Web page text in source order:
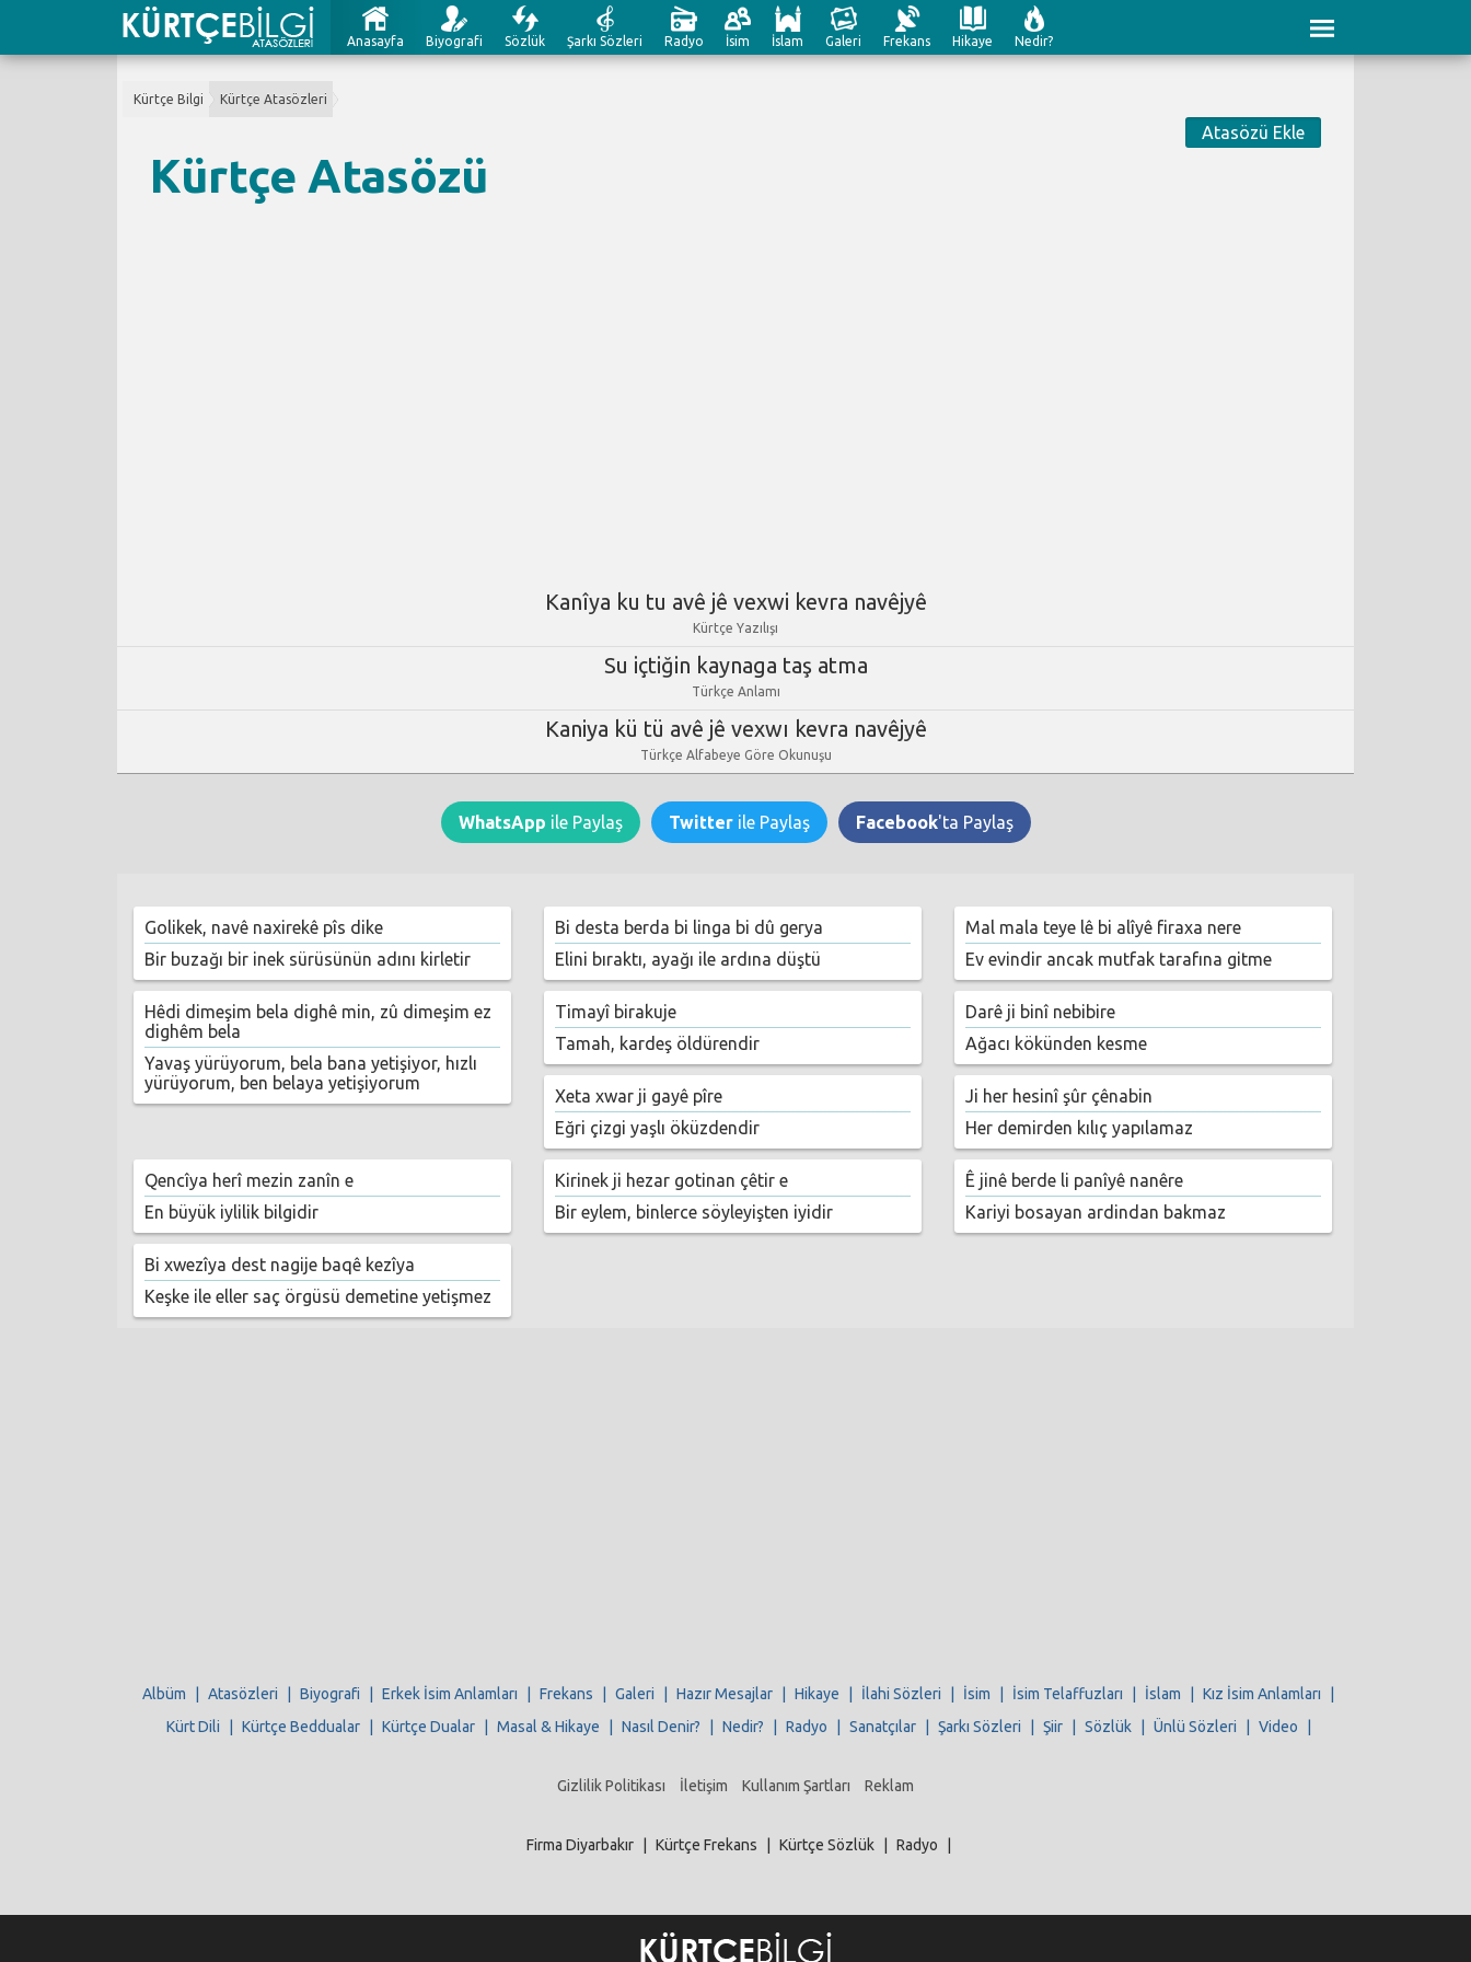
Anasayfa Biyografi Sözlük Şarkı Sözleri Radyo İsim İslam Galeri Frekans Hikaye Nedir?
Kürtçe Bilgi Kürtçe Atasözleri
Atasözü Ekle
Kürtçe Atasözü
Kanîya ku tu avê jê vexwi kevra navêjyê
Kürtçe Yazılışı
Su içtiğin kaynaga taş atma
Türkçe Anlamı
Kaniya kü tü avê jê vexwı kevra navêjyê
Türkçe Alfabeye Göre Okunuşu
WhatsApp ile Paylaş Twitterile Paylaş Facebook'ta Paylaş
Golikek, navê naxirekê pîs dike
Bir buzağı bir inek sürüsünün adını kirletir
Bi desta berda bi linga bi dû gerya
Elini bıraktı, ayağı ile ardına düştü
Mal mala teye lê bi alîyê firaxa nere
Ev evindir ancak mutfak tarafına gitme
Hêdi dimeşim bela dighê min, zû dimeşim ez
dighêm bela
Yavaş yürüyorum, bela bana yetişiyor, hızlı
yürüyorum, ben belaya yetişiyorum
Timayî birakuje
Tamah, kardeş öldürendir
Darê ji binî nebibire
Ağacı kökünden kesme
Xeta xwar ji gayê pîre
Eğri çizgi yaşlı öküzdendir
Ji her hesinî şûr çênabin
Her demirden kılıç yapılamaz
Qencîya herî mezin zanîn e
En büyük iylilik bilgidir
Kirinek ji hezar gotinan çêtir e
Bir eylem, binlerce söyleyişten iyidir
Ê jinê berde li panîyê nanêre
Kariyi bosayan ardindan bakmaz
Bi xwezîya dest nagije baqê kezîya
Keşke ile eller saç örgüsü demetine yetişmez
Albüm Atasözleri Biyografi Erkek İsim Anlamları Frekans Galeri Hazır Mesajlar Hikaye İlahi Sözleri İsim İsim Telaffuzları İslam Kız İsim Anlamları
Kürt Dili
Kürtçe Beddualar Kürtçe Dualar Masal & Hikaye Nasıl Denir? Nedir? Radyo Sanatçılar Şarkı Sözleri Şiir Sözlük Ünlü Sözleri Video
Gizlilik Politikası İletişim Kullanım Şartları Reklam
Firma Diyarbakır Kürtçe Frekans Kürtçe Sözlük Radyo